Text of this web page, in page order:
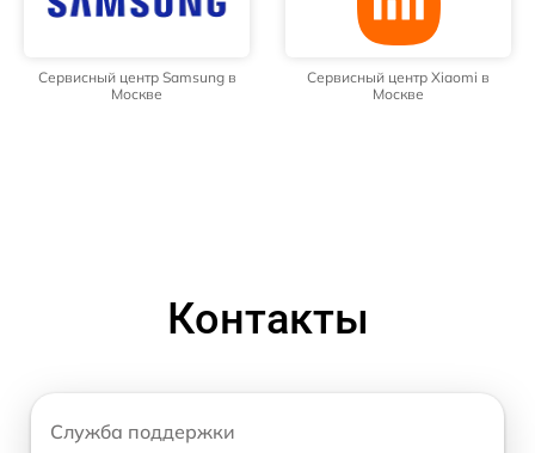
Сервисный центр Samsung в
Москве
Сервисный центр Xiaomi в
Москве
Контакты
Служба поддержки